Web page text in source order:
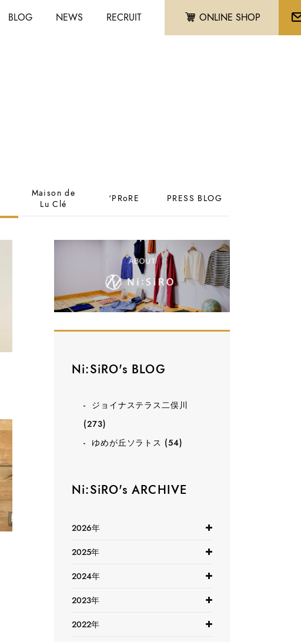
BLOG NEWS RECRUIT ONLINE SHOP
Maison de
Lu Clé
‘PRoRE PRESS BLOG
Ni:SiRO's BLOG
ジョイナステラス二俣川
(273)
ゆめが丘ソラトス (54)
Ni:SiRO's ARCHIVE
2026年
2025年
2024年
2023年
2022年